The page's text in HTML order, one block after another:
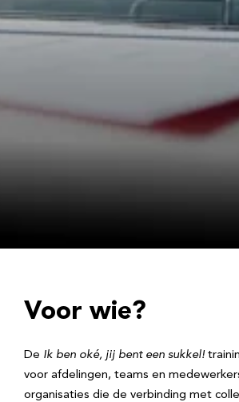
Voor wie?
De Ik ben oké, jij bent een sukkel!
voor afdelingen, teams en
organisaties die de verbinding met